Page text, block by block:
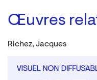
Œuvres
Richez, Jacques